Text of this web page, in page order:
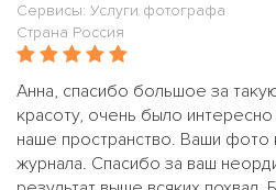
Сервисы: Услуги фотографа
Страна Россия
Анна, спасибо большое за
красоту, очень было
наше пространство. Ваши фото
журнала. Спасибо за ваш